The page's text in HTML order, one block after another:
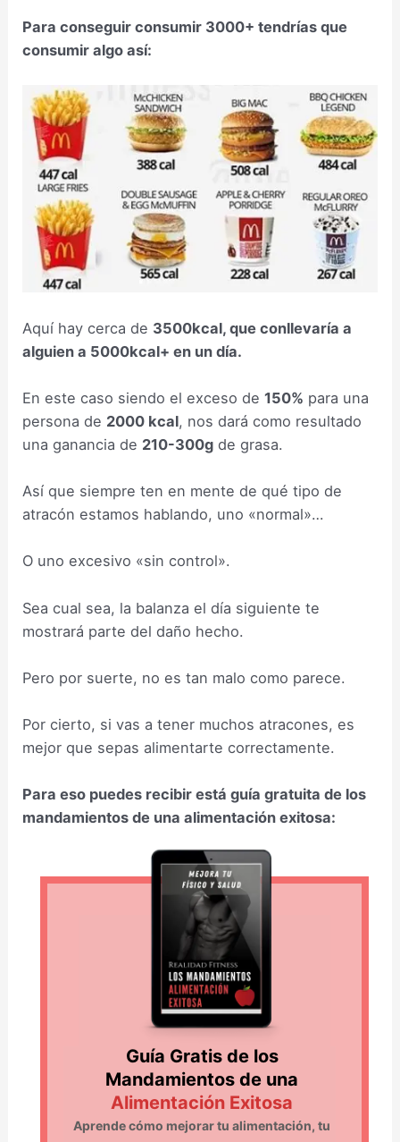
Para conseguir consumir 3000+ tendrías que
consumir algo así:
Aquí hay cerca de 3500kcal, que conllevaría a
alguien a 5000kcal+ en un día.
En este caso siendo el exceso de150% para una
persona de 2000 kcal, nos dará como resultado
una ganancia de 210-300g de grasa.
Así que siempre ten en mente de qué tipo de
atracón estamos hablando, uno «normal»…
O uno excesivo «sin control».
Sea cual sea, la balanza el día siguiente te
mostrará parte del daño hecho.
Pero por suerte, no es tan malo como parece.
Por cierto, si vas a tener muchos atracones, es
mejor que sepas alimentarte correctamente.
Para eso puedes recibir está guía gratuita de los
mandamientos de una alimentación exitosa:
Guía Gratis de los
Mandamientos de una
Alimentación Exitosa
Aprende cómo mejorar tu alimentación, tu